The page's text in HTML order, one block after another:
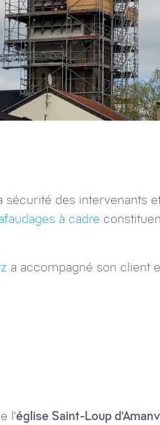
sécurité des intervenants
à cadre
a accompagné son client
l’église Saint-Loup